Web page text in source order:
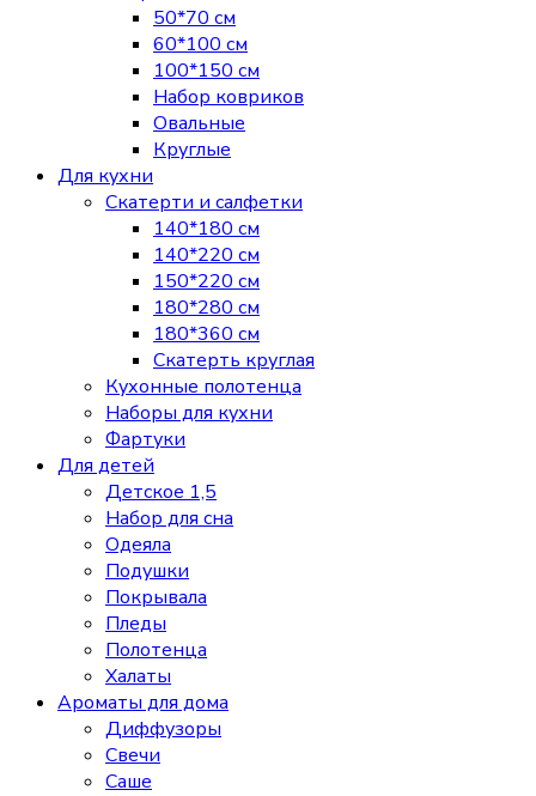
50*70 см
60*100 см
100*150 см
Набор ковриков
Овальные
Круглые
Для кухни
Скатерти и салфетки
140*180 см
140*220 см
150*220 см
180*280 см
180*360 см
Скатерть круглая
Кухонные полотенца
Наборы для кухни
Фартуки
Для детей
Детское 1,5
Набор для сна
Одеяла
Подушки
Покрывала
Пледы
Полотенца
Халаты
Ароматы для дома
Диффузоры
Свечи
Cаше